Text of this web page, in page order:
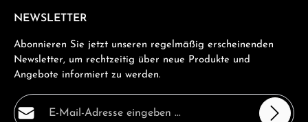
NEWSLETTER
Abonnieren Sie jetzt unseren regelmäßig erscheinenden
Newsletter, um rechtzeitig über neue Produkte und
Angebote informiert zu werden.
E-Mail-Adresse*